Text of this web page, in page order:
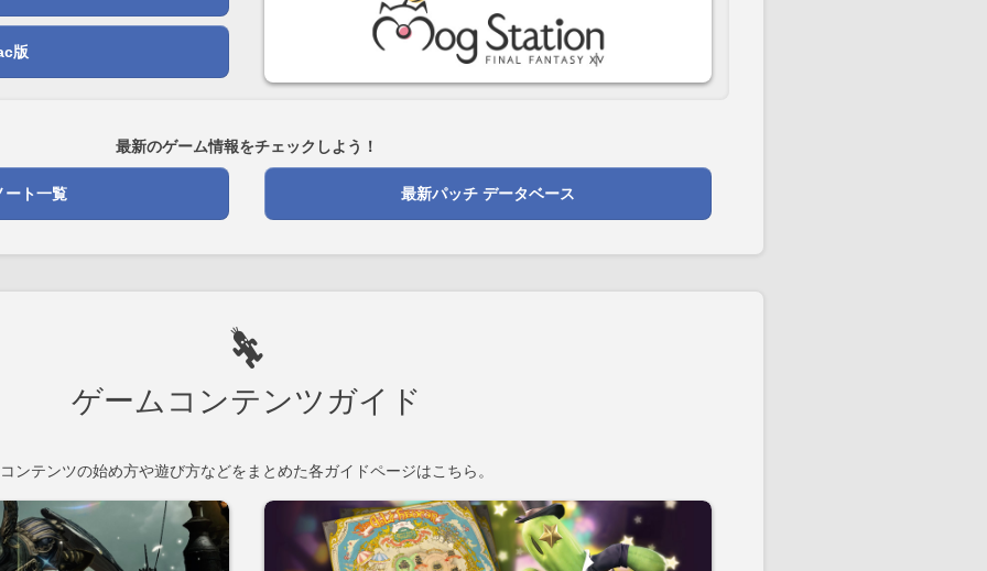
版
最新のゲーム情報をチェックしよう！
ート一覧 最新パッチ データベース
ゲームコンテンツガイド
コンテンツの始め方や遊び方などをまとめた各ガイドページはこちら。